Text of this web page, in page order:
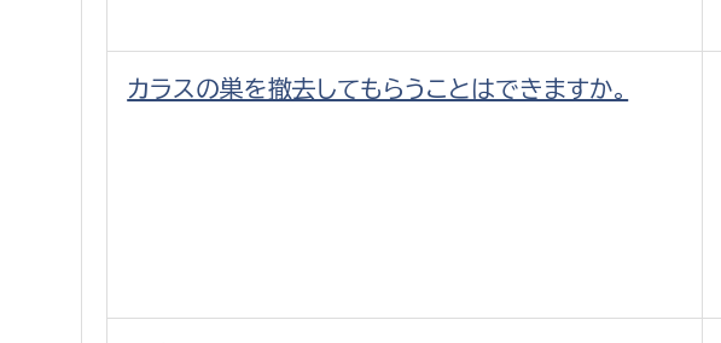
カラスの巣を撤去してもらうことはできますか。